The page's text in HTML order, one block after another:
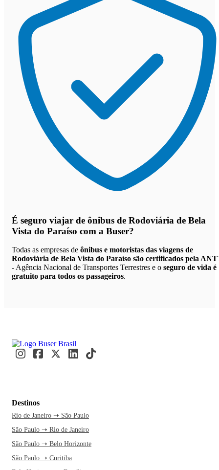
É seguro viajar de ônibus de Rodoviária de Bela
Vista do Paraíso com a Buser?
Todas as empresas de ônibus e motoristas das viagens de
Rodoviária de Bela Vista do Paraíso são certificados pela
- Agência Nacional de Transportes Terrestres e o seguro de vida é
gratuito para todos os passageiros.
Destinos
Rio de Janeiro ➝ São Paulo
São Paulo ➝ Rio de Janeiro
São Paulo ➝ Belo Horizonte
São Paulo ➝ Curitiba